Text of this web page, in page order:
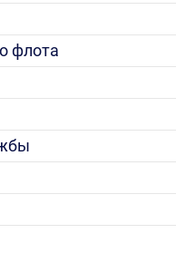
флота